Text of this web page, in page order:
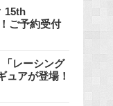
15th
ご予約受付
レーシング
ュアが登場！